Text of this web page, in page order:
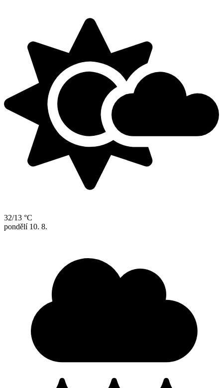
32/13 °C
pondělí 10. 8.